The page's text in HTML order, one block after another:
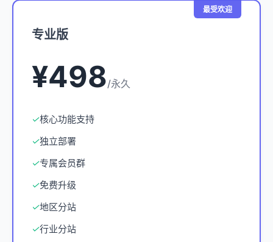
最受欢迎
专业版
¥498/永久
✓核心功能支持
✓独立部署
✓专属会员群
✓免费升级
✓地区分站
✓行业分站